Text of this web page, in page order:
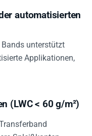
automatisierten
unterstützt
Applikationen,
(LWC < 60 g/m²)